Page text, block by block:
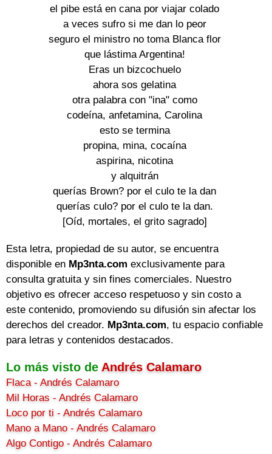
el pibe está en cana por viajar colado
a veces sufro si me dan lo peor
seguro el ministro no toma Blanca flor
que lástima Argentina!
Eras un bizcochuelo
ahora sos gelatina
otra palabra con "ina" como
codeína, anfetamina, Carolina
esto se termina
propina, mina, cocaína
aspirina, nicotina
y alquitrán
querías Brown? por el culo te la dan
querías culo? por el culo te la dan.
[Oíd, mortales, el grito sagrado]
Esta letra, propiedad de su autor, se encuentra
disponible en Mp3nta.com exclusivamente para
consulta gratuita y sin fines comerciales. Nuestro
objetivo es ofrecer acceso respetuoso y sin costo a
este contenido, promoviendo su difusión sin afectar los
derechos del creador. Mp3nta.com, tu espacio confiable
para letras y contenidos destacados.
Lo más visto de Andrés Calamaro
Flaca - Andrés Calamaro
Mil Horas - Andrés Calamaro
Loco por ti - Andrés Calamaro
Mano a Mano - Andrés Calamaro
Algo Contigo - Andrés Calamaro